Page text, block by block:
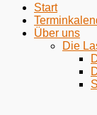
oben
Start
Über uns
Die